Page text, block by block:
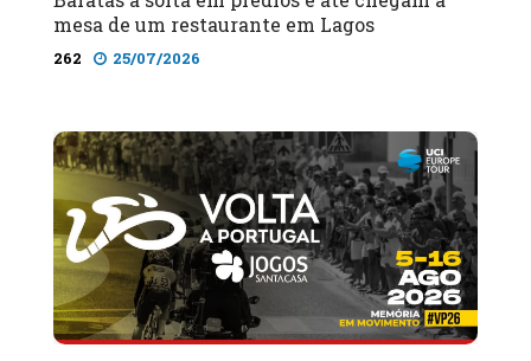
mesa de um restaurante em Lagos
262 25/07/2026